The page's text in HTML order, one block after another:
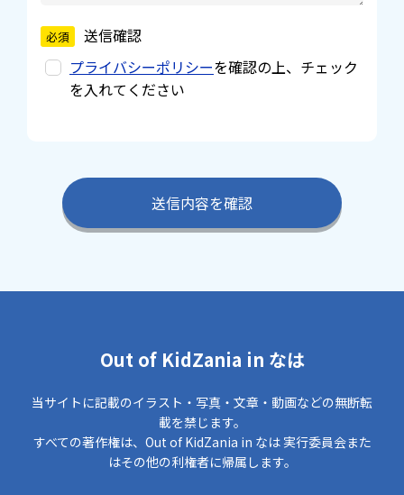
送信確認
プライバシーポリシーを確認の上、チェック
を入れてください
Out of KidZania in なは
当サイトに記載のイラスト・写真・文章・動画などの無断転
載を禁じます。
すべての著作権は、Out of KidZania in なは 実行委員会また
はその他の利権者に帰属します。